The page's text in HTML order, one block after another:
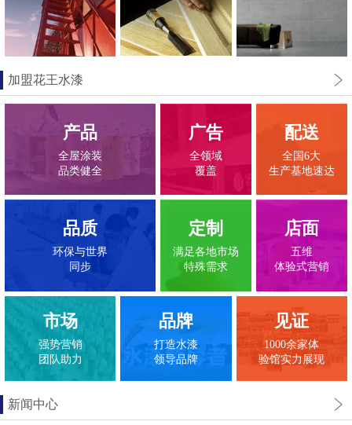
加盟花王水漆
产品
全屋涂装
品类健全
广告
全领域
覆盖
配送
全国6大
生产基地速达
品质
环保与世界
同步
定制
满足各地市场
特殊需求
店面
五维
体验式营销
市场
强势营销
团队助力
品牌
打造水漆
领导品牌
见证
1000余家体
验馆实力展现
新闻中心